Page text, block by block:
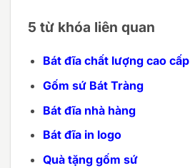
5 từ khóa liên quan
Bát đĩa chất lượng cao cấp
Gốm sứ Bát Tràng
Bát đĩa nhà hàng
Bát đĩa in logo
Quà tặng gốm sứ